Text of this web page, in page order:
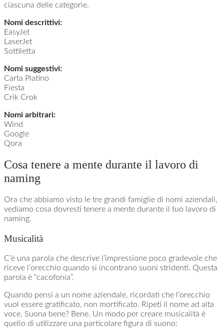
ciascuna delle categorie.
Nomi descrittivi:
EasyJet
LaserJet
Sottiletta
Nomi suggestivi:
Carta Platino
Fiesta
Crik Crok
Nomi arbitrari:
Wind
Google
Qora
Cosa tenere a mente durante il lavoro di
naming
Ora che abbiamo visto le tre grandi famiglie di nomi aziendali,
vediamo cosa dovresti tenere a mente durante il tuo lavoro di
naming.
Musicalità
C’è una parola che descrive l’impressione poco gradevole che
riceve l’orecchio quando si incontrano suoni stridenti. Questa
parola è “cacofonia”.
Quando pensi a un nome aziendale, ricordati che l’orecchio
vuol essere gratificato, non mortificato. Ripeti il nome ad alta
voce. Suona bene? Bene. Un modo per creare musicalità è
quello di utilizzare una particolare figura di suono: